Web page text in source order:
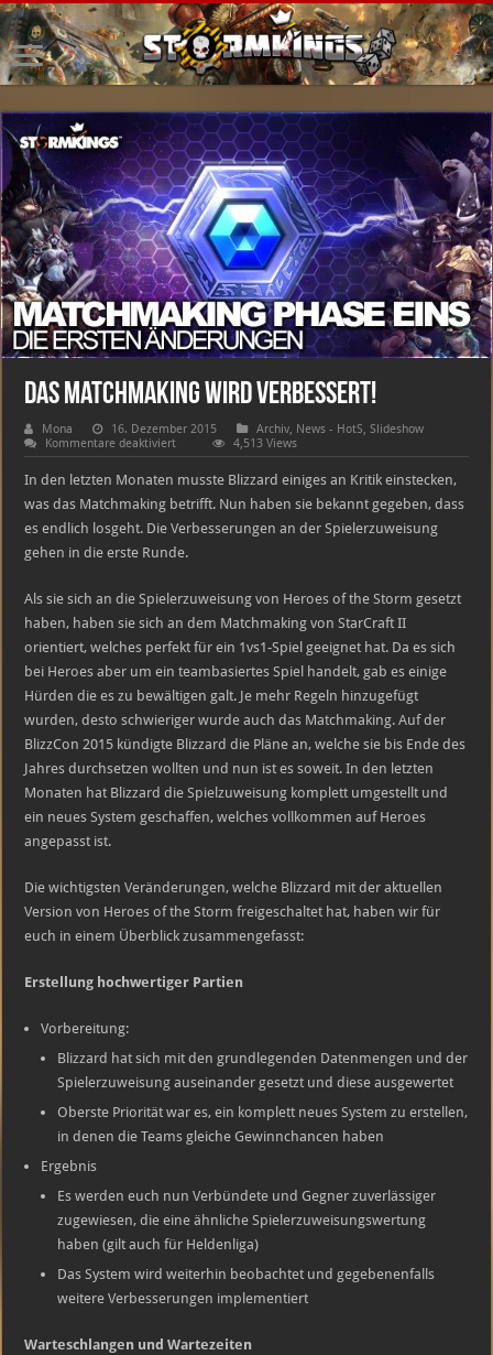
Das Matchmaking wird verbessert!
Mona 16. Dezember 2015 Archiv, News - HotS,Slideshow
Kommentare deaktiviertfür
Das
Matchmaking
wird
verbessert!
4,513 Views
In den letzten Monaten musste Blizzard einiges an Kritik einstecken,
was das Matchmaking betrifft. Nun haben sie bekannt gegeben, dass
es endlich losgeht. Die Verbesserungen an der Spielerzuweisung
gehen in die erste Runde.
Als sie sich an die Spielerzuweisung von Heroes of the Storm gesetzt
haben, haben sie sich an dem Matchmaking von StarCraft II
orientiert, welches perfekt für ein 1vs1-Spiel geeignet hat. Da es sich
bei Heroes aber um ein teambasiertes Spiel handelt, gab es einige
Hürden die es zu bewältigen galt. Je mehr Regeln hinzugefügt
wurden, desto schwieriger wurde auch das Matchmaking. Auf der
BlizzCon 2015 kündigte Blizzard die Pläne an, welche sie bis Ende des
Jahres durchsetzen wollten und nun ist es soweit. In den letzten
Monaten hat Blizzard die Spielzuweisung komplett umgestellt und
ein neues System geschaffen, welches vollkommen auf Heroes
angepasst ist.
Die wichtigsten Veränderungen, welche Blizzard mit der aktuellen
Version von Heroes of the Storm freigeschaltet hat, haben wir für
euch in einem Überblick zusammengefasst:
Erstellung hochwertiger Partien
Vorbereitung:
Blizzard hat sich mit den grundlegenden Datenmengen und der
Spielerzuweisung auseinander gesetzt und diese ausgewertet
Oberste Priorität war es, ein komplett neues System zu erstellen,
in denen die Teams gleiche Gewinnchancen haben
Ergebnis
Es werden euch nun Verbündete und Gegner zuverlässiger
zugewiesen, die eine ähnliche Spielerzuweisungswertung
haben (gilt auch für Heldenliga)
Das System wird weiterhin beobachtet und gegebenenfalls
weitere Verbesserungen implementiert
Warteschlangen und Wartezeiten